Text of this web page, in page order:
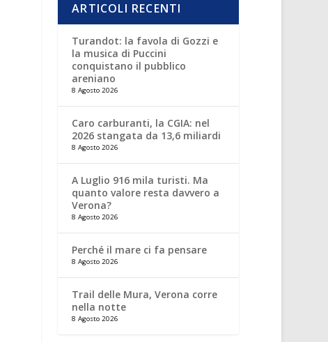
ARTICOLI RECENTI
Turandot: la favola di Gozzi e
la musica di Puccini
conquistano il pubblico
areniano
8 Agosto 2026
Caro carburanti, la CGIA: nel
2026 stangata da 13,6 miliardi
8 Agosto 2026
A Luglio 916 mila turisti. Ma
quanto valore resta davvero a
Verona?
8 Agosto 2026
Perché il mare ci fa pensare
8 Agosto 2026
Trail delle Mura, Verona corre
nella notte
8 Agosto 2026